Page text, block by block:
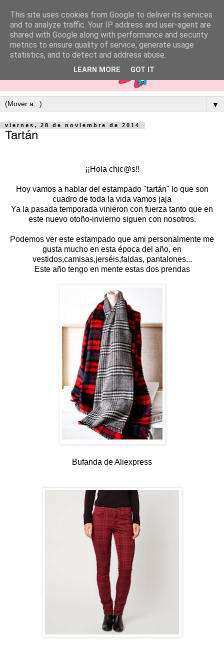
▼
viernes, 28 de noviembre de 2014
Tartán
¡¡Hola chic@s!!
Hoy vamos a hablar del estampado "tartán" lo que son
cuadro de toda la vida vamos jaja
Ya la pasada temporada vinieron con fuerza tanto que en
este nuevo otoño-invierno siguen con nosotros.
Podemos ver este estampado que ami personalmente me
gusta mucho en esta época del año, en
vestidos,camisas,jerséis,faldas, pantalones...
Este año tengo en mente estas dos prendas
Bufanda de Aliexpress
This site uses cookies from Google to deliver its services
and to analyze traffic. Your IP address and user-agent are
shared with Google along with performance and security
metrics to ensure quality of service, generate usage
statistics, and to detect and address abuse.
LEARN MORE GOT IT